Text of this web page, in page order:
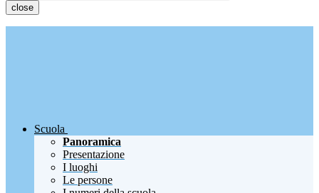
close
Scuola
Panoramica
Presentazione
I luoghi
Le persone